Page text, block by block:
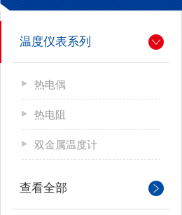
温度仪表系列
热电偶
热电阻
双金属温度计
查看全部